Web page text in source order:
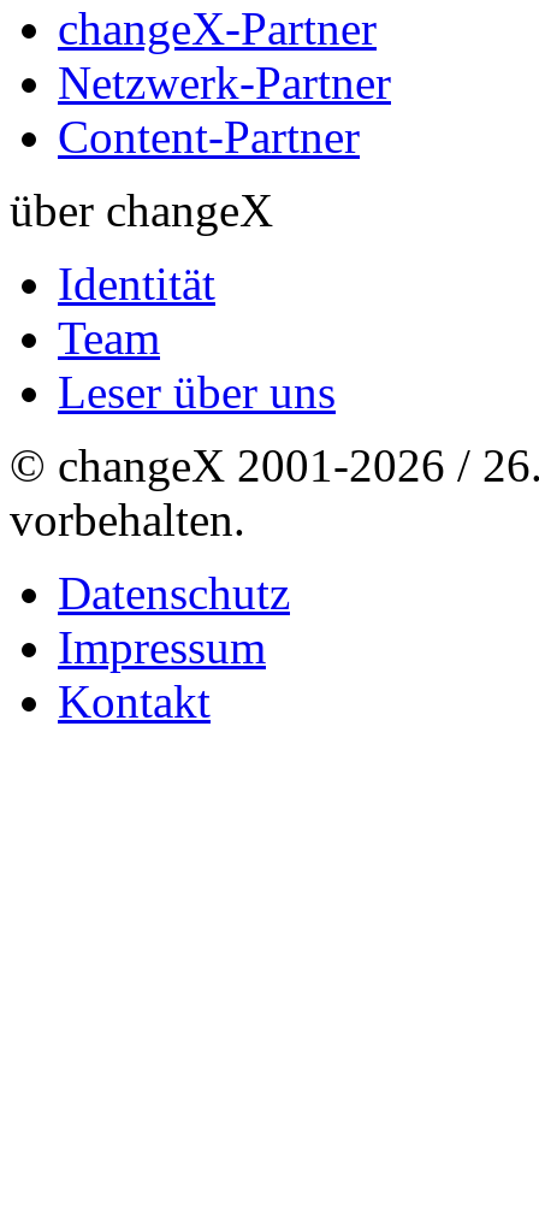
changeX-Partner
Netzwerk-Partner
Content-Partner
über changeX
Identität
Team
Leser über uns
© changeX 2001-2026 /
vorbehalten.
Datenschutz
Impressum
Kontakt